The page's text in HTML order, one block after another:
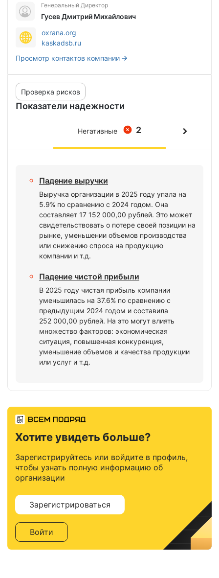
Генеральный Директор
Гусев Дмитрий Михайлович
oxrana.org
kaskadsb.ru
Просмотр контактов компании
Показатели надежности
Проверка рисков
2
Негативные
Падение выручки
Выручка организации в 2025 году упала на
5.9% по сравнению с 2024 годом. Она
составляет 17 152 000,00 рублей. Это может
свидетельствовать о потере своей позиции на
рынке, уменьшении объемов производства
или снижению спроса на продукцию
компании и т.д.
Падение чистой прибыли
В 2025 году чистая прибыль компании
уменьшилась на 37.6% по сравнению с
предыдущим 2024 годом и составила
252 000,00 рублей. На это могут влиять
множество факторов: экономическая
ситуация, повышенная конкуренция,
уменьшение объемов и качества продукции
или услуг и т.д.
Хотите увидеть больше?
Зарегистрируйтесь или войдите в профиль,
чтобы узнать полную информацию об
организации
Зарегистрироваться
Войти